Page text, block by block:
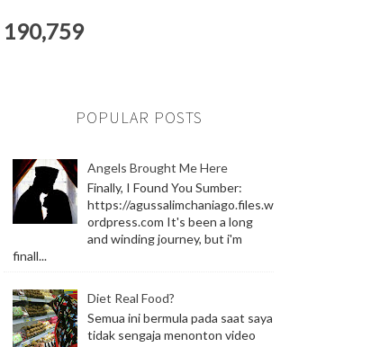
190,759
POPULAR POSTS
Angels Brought Me Here
Finally, I Found You Sumber:
https://agussalimchaniago.files.w
ordpress.com It's been a long
and winding journey, but i'm
finall...
Diet Real Food?
Semua ini bermula pada saat saya
tidak sengaja menonton video